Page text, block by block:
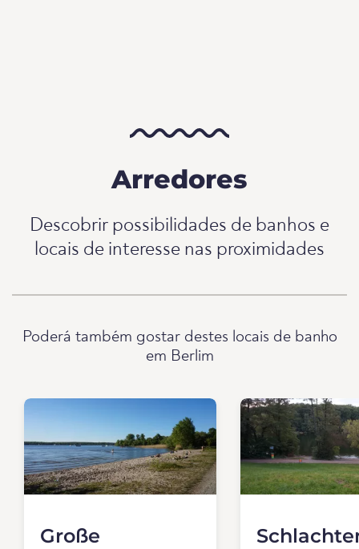
Arredores
Descobrir possibilidades de banhos e
locais de interesse nas proximidades
Poderá também gostar destes locais de banho
em Berlim
Große